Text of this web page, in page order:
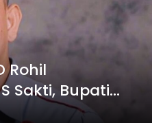
Rohil
Sakti, Bupati
Pertimbangan